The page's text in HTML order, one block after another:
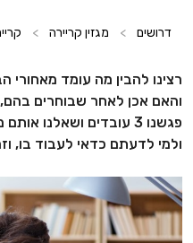
דרושים > מגזין קריירה >
רצינו להבין מה עומד מאחורי
והאם אכן לאחר שבוחרים
פגשנו 3 עובדים
ולמי לדעתם כדאי לעבוד בו,